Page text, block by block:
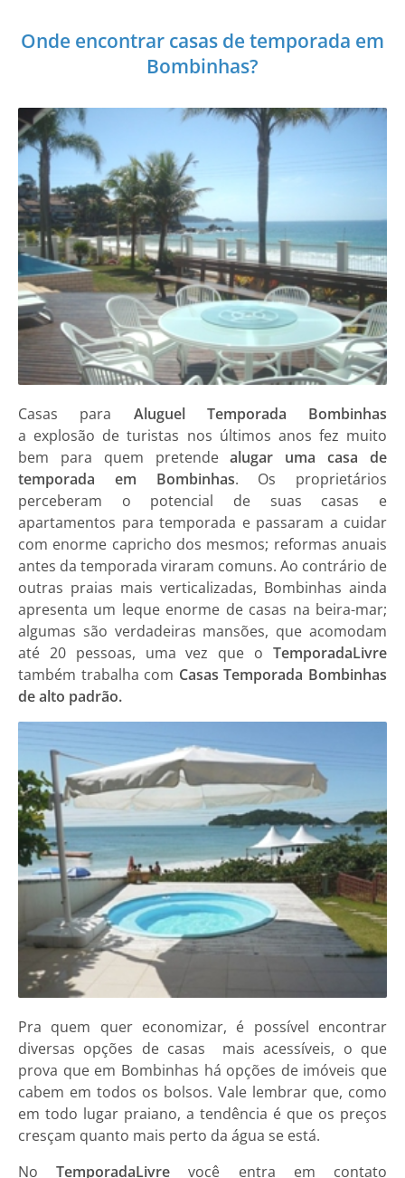
Onde encontrar casas de temporada em
Bombinhas?
Casas para Aluguel Temporada Bombinhas
a explosão de turistas nos últimos anos fez muito
bem para quem pretendealugar uma casa de
temporada em Bombinhas. Os proprietários
perceberam o potencial de suas casas e
apartamentos para temporada e passaram a cuidar
com enorme capricho dos mesmos; reformas anuais
antes da temporada viraram comuns. Ao contrário de
outras praias mais verticalizadas, Bombinhas ainda
apresenta um leque enorme de casas na beira-mar;
algumas são verdadeiras mansões, que acomodam
até 20 pessoas, uma vez que o TemporadaLivre
também trabalha com Casas Temporada Bombinhas
de alto padrão.
Pra quem quer economizar, é possível encontrar
diversas opções de casas mais acessíveis, o que
prova que em Bombinhas há opções de imóveis que
cabem em todos os bolsos. Vale lembrar que, como
em todo lugar praiano, a tendência é que os preços
cresçam quanto mais perto da água se está.
NoTemporadaLivrevocê entra em contato